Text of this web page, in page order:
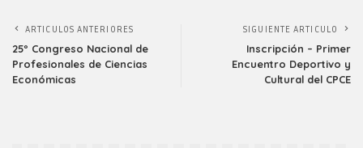
ARTICULOS ANTERIORES
25º Congreso Nacional de
Profesionales de Ciencias
Económicas
SIGUIENTE ARTICULO
Inscripción – Primer
Encuentro Deportivo y
Cultural del CPCE